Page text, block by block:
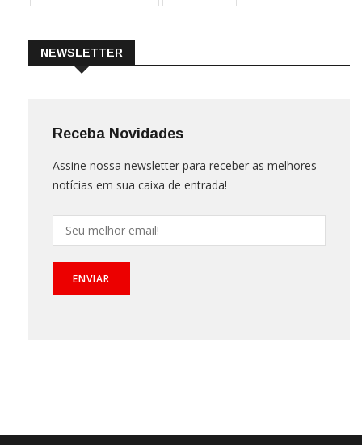
NEWSLETTER
Receba Novidades
Assine nossa newsletter para receber as melhores
notícias em sua caixa de entrada!